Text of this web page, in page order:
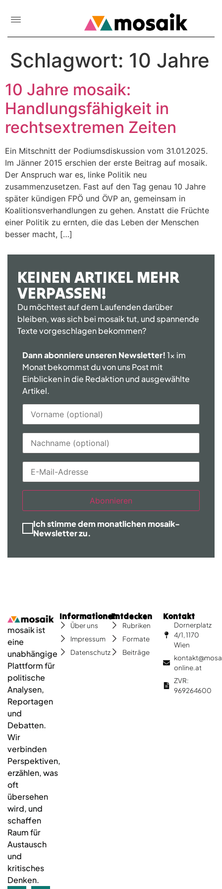
Schlagwort: 10 Jahre
10 Jahre mosaik:
Handlungsfähigkeit in
rechtsextremen Zeiten
Ein Mitschnitt der Podiumsdiskussion vom 31.01.2025.
Im Jänner 2015 erschien der erste Beitrag auf mosaik.
Der Anspruch war es, linke Politik neu
zusammenzusetzen. Fast auf den Tag genau 10 Jahre
später kündigen FPÖ und ÖVP an, gemeinsam in
Koalitionsverhandlungen zu gehen. Anstatt die Früchte
einer Politik zu ernten, die das Leben der Menschen
besser macht, […]
KEINEN ARTIKEL MEHR
VERPASSEN!
Du möchtest auf dem Laufenden darüber
bleiben, was sich bei mosaik tut, und spannende
Texte vorgeschlagen bekommen?
Dann abonniere unseren Newsletter!1x im
Monat bekommst du von uns Post mit
Einblicken in die Redaktion und ausgewählte
Artikel.
Abonnieren
Ich stimme dem monatlichen mosaik-
Newsletter zu.
mosaik ist
eine
unabhängige
Plattform für
politische
Analysen,
Reportagen
und
Debatten.
Wir
verbinden
Perspektiven,
erzählen, was
oft
übersehen
wird, und
schaffen
Raum für
Austausch
und
kritisches
Denken.
Informationen
Über uns
Impressum
Datenschutz
Entdecken
Rubriken
Formate
Beiträge
Kontakt
Dornerplatz
4/1, 1170
Wien
online.at
ZVR:
969264600